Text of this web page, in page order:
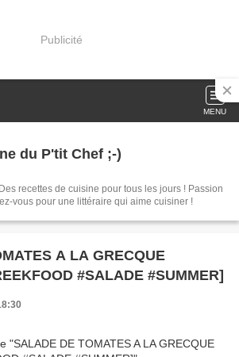
Publicité
MENU
du P'tit Chef ;-)
recettes de cuisine pour tous les jours ! Passion
vous pour une littéraire qui aime cuisiner !
A LA GRECQUE
#SALADE #SUMMER]